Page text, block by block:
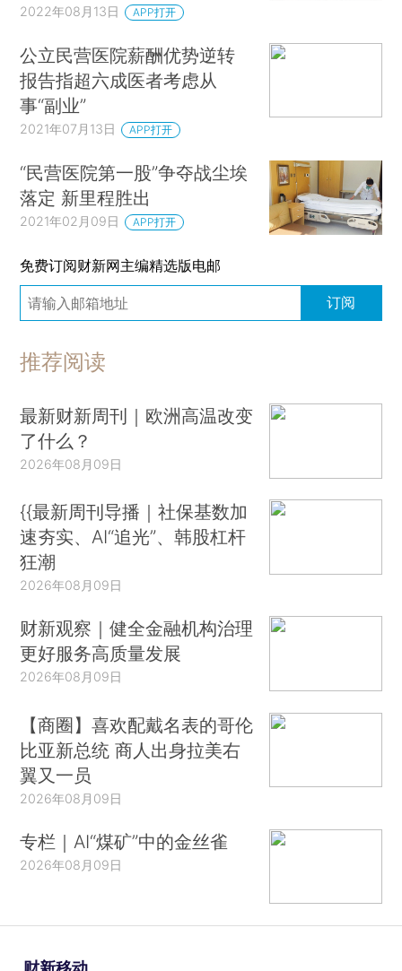
2022年08月13日 APP打开
公立民营医院薪酬优势逆转
报告指超六成医者考虑从
事“副业”
2021年07月13日 APP打开
“民营医院第一股”争夺战尘埃
落定 新里程胜出
2021年02月09日 APP打开
免费订阅财新网主编精选版电邮
订阅
推荐阅读
最新财新周刊｜欧洲高温改变
了什么？
2026年08月09日
{{最新周刊导播｜社保基数加
速夯实、AI“追光”、韩股杠杆
狂潮
2026年08月09日
财新观察｜健全金融机构治理
更好服务高质量发展
2026年08月09日
【商圈】喜欢配戴名表的哥伦
比亚新总统 商人出身拉美右
翼又一员
2026年08月09日
专栏｜AI“煤矿”中的金丝雀
2026年08月09日